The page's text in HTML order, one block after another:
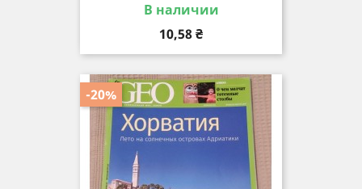
В наличии
Цена
10,58 ₴
-20%